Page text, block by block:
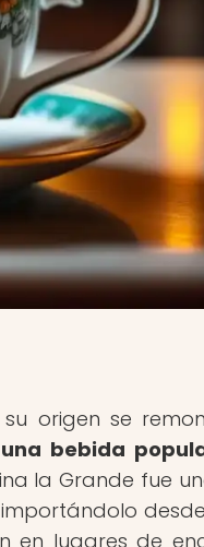
origen se
bebida
la Grande fue
en lugares de